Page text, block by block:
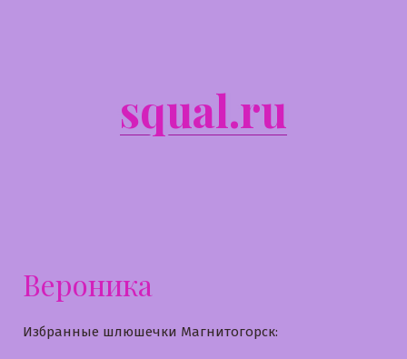
squal.ru
Вероника
Избранные шлюшечки Магнитогорск: